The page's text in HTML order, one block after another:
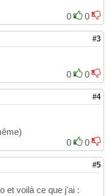
0
0
#3
0
0
#4
0
0
#5
et voilà ce que j'ai :